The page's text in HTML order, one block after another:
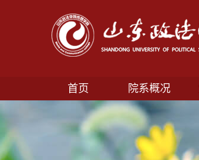
首页 院系概况